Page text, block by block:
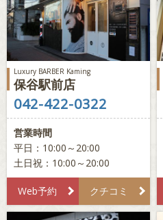
Luxury BARBER Kaming
保谷駅前店
042-422-0322
営業時間
平日：10:00～20:00
土日祝：10:00～20:00
Web予約 クチコミ